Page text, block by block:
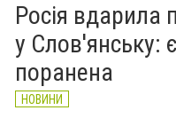
Росія вдарила
у Слов'янську: є
поранена
НОВИНИ